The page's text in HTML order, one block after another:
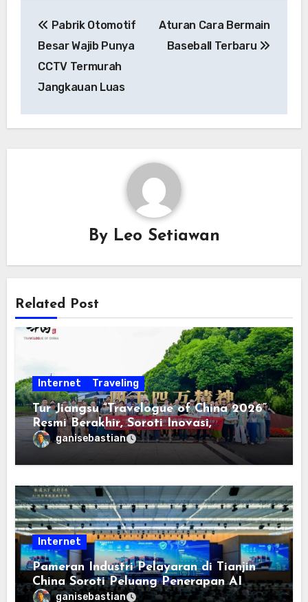
pos
Pabrik Otomotif
Besar Wajib Punya
CCTV Termurah
Jangkauan Luas
Aturan Cara Bermain
Baseball Terbaru
By Leo Setiawan
Related Post
Internet Traveling
Tur Jiangsu “Travelogue of China 2026”
Resmi Berakhir, Soroti Inovasi,
Keterbukaan, dan Pembangunan
Berorientasi pada Masyarakat
ganisebastian
Internet
Pameran Industri Pelayaran di Tianjin
China Soroti Peluang Penerapan AI
ganisebastian